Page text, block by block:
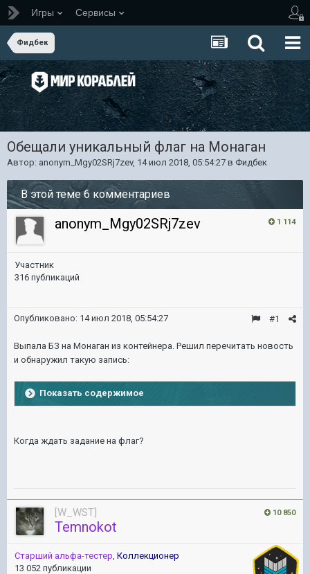
Игры Сервисы
Фидбек
Обещали уникальный флаг на Монаган
Автор: anonym_Mgy02SRj7zev, 14 июл 2018, 05:54:27 в Фидбек
В этой теме 6 комментариев
1 114
anonym_Mgy02SRj7zev
Участник
316 публикаций
#1
Опубликовано: 14 июл 2018, 05:54:27
Выпала БЗ на Монаган из контейнера. Решил перечитать новость
и обнаружил такую запись:
Показать содержимое
Когда ждать задание на флаг?
10 850
[W_WST]
Temnokot
Старший альфа-тестер, Коллекционер
13 052 публикации